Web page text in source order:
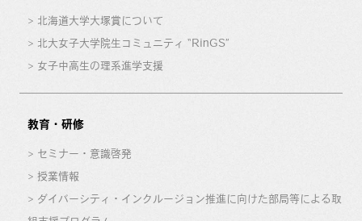
北海道大学大塚賞について
北大女子大学院生コミュニティ “RinGS”
女子中高生の理系進学支援
教育・研修
セミナー・意識啓発
授業情報
ダイバーシティ・インクルージョン推進に向けた部局等による取